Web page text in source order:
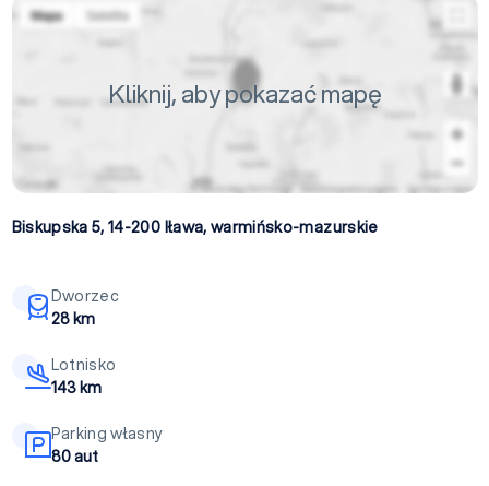
Kliknij, aby pokazać mapę
Biskupska 5, 14-200 Iława, warmińsko-mazurskie
Dworzec
28 km
Lotnisko
143 km
Parking własny
80 aut